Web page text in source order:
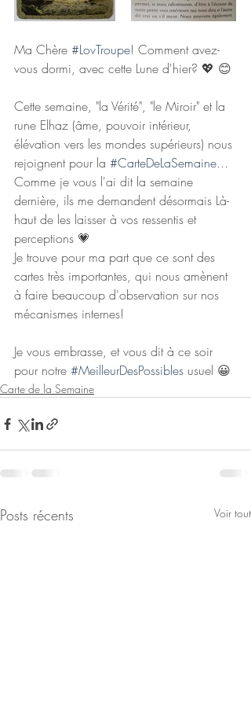
Ma Chère #LovTroupe! Comment avez-
vous dormi, avec cette Lune d'hier? 💖 😊
Cette semaine, "la Vérité", "le Miroir" et la
rune Elhaz (âme, pouvoir intérieur,
élévation vers les mondes supérieurs) nous
rejoignent pour la #CarteDeLaSemaine...
Comme je vous l'ai dit la semaine
dernière, ils me demandent désormais Là-
haut de les laisser à vos ressentis et
perceptions 💗
Je trouve pour ma part que ce sont des
cartes très importantes, qui nous amènent
à faire beaucoup d'observation sur nos
mécanismes internes!
Je vous embrasse, et vous dit à ce soir
pour notre #MeilleurDesPossibles usuel 😀
Carte de la Semaine
Posts récents Voir tout